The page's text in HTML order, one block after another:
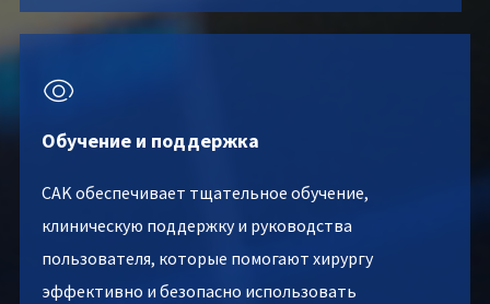

Обучение и поддержка
CAK обеспечивает тщательное обучение,
клиническую поддержку и руководства
пользователя, которые помогают хирургу
эффективно и безопасно использовать